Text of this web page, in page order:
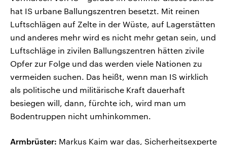
hat IS urbane Ballungszentren besetzt. Mit reinen
Luftschlägen auf Zelte in der Wüste, auf Lagerstätten
und anderes mehr wird es nicht mehr getan sein, und
Luftschläge in zivilen Ballungszentren hätten zivile
Opfer zur Folge und das werden viele Nationen zu
vermeiden suchen. Das heißt, wenn man IS wirklich
als politische und militärische Kraft dauerhaft
besiegen will, dann, fürchte ich, wird man um
Bodentruppen nicht umhinkommen.
Armbrüster: Markus Kaim war das, Sicherheitsexperte